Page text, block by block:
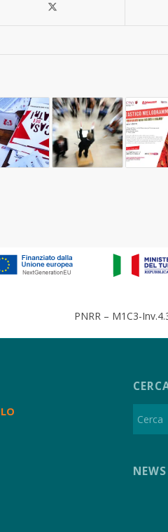
PNRR – M1C3-
NEWS